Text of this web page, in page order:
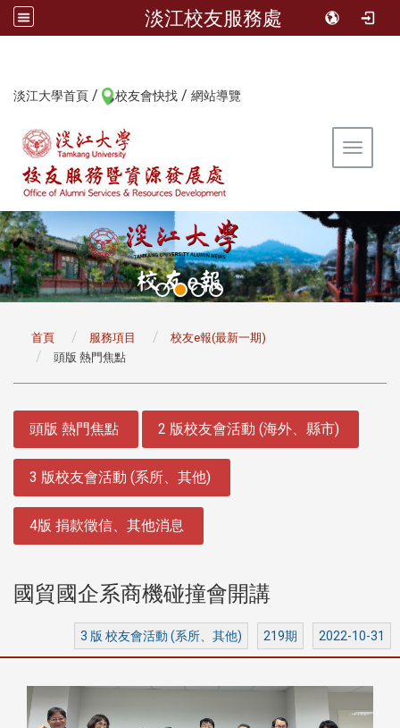
淡江校友服務處
淡江大學首頁 / 校友會快找 / 網站導覽
Toggle
首頁 服務項目
校友e報(最新一期)
頭版 熱門焦點
頭版 熱門焦點 2 版校友會活動 (海外、縣市)
3 版校友會活動 (系所、其他)
4版 捐款徵信、其他消息
國貿國企系商機碰撞會開講
3 版 校友會活動 (系所、其他) 219期 2022-10-31